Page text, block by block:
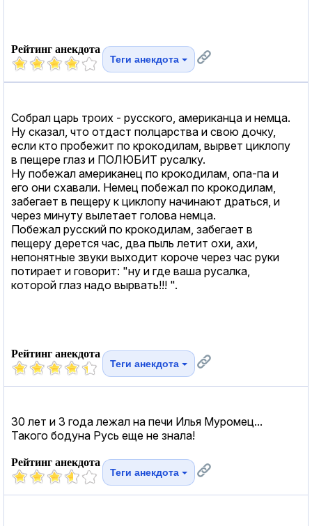
Рейтинг анекдота
Теги анекдота
Собрал царь троих - русского, американца и немца.
Ну сказал, что отдаст полцарства и свою дочку,
если кто пробежит по крокодилам, вырвет циклопу
в пещере глаз и ПОЛЮБИТ русалку.
Ну побежал американец по крокодилам, опа-па и
его они схавали. Немец побежал по крокодилам,
забегает в пещеру к циклопу начинают драться, и
через минуту вылетает голова немца.
Побежал русский по крокодилам, забегает в
пещеру дерется час, два пыль летит охи, ахи,
непонятные звуки выходит короче через час руки
потирает и говорит: "ну и где ваша русалка,
которой глаз надо вырвать!!! ".
Рейтинг анекдота
Теги анекдота
30 лет и 3 года лежал на печи Илья Муромец...
Такого бодуна Русь еще не знала!
Рейтинг анекдота
Теги анекдота